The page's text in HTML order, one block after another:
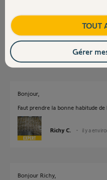
Jean-Luc B. il y a
Bonjour,
Faut prendre la bonne habitude de
Richy C. il y a
Bonjour Richy,
TOUT
Gérer